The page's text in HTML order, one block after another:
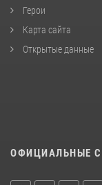
Герои
Карта сайта
Открытые данные
ОФИЦИАЛЬНЫЕ